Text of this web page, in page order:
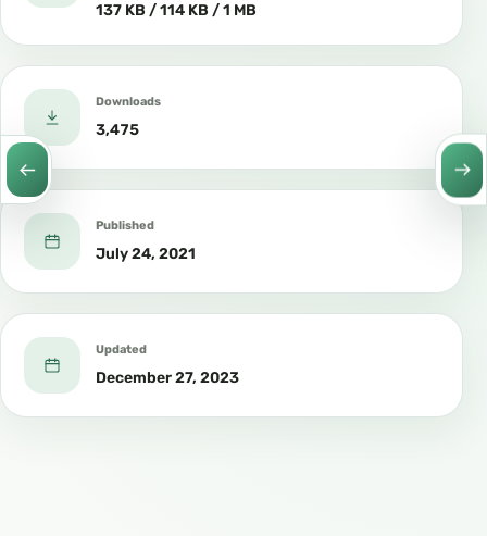
137 KB / 114 KB / 1 MB
Downloads
3,475
Published
July 24, 2021
Updated
December 27, 2023